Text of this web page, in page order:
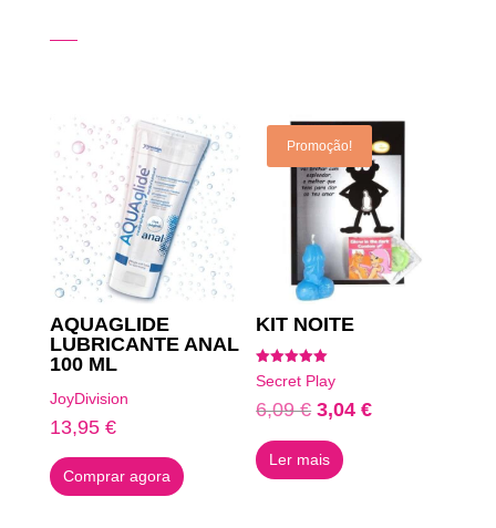
AQUAGLIDE
LUBRICANTE ANAL
100 ML
JoyDivision
13,95 €
Comprar agora
Promoção!
KIT NOITE
Avaliação
5.00
de 5
Secret Play
6,09€ O
preço
original
3,04€O
Ler mais